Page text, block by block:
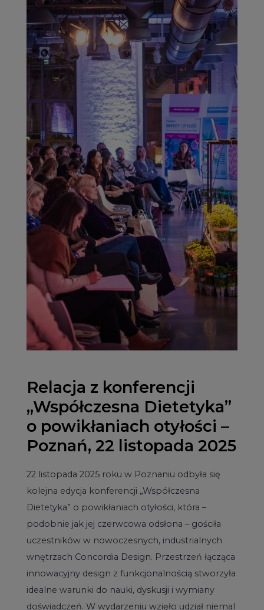
Relacja z konferencji
„Współczesna Dietetyka”
o powikłaniach otyłości –
Poznań, 22 listopada 2025
22 listopada 2025 roku w Poznaniu odbyła się
kolejna edycja konferencji „Współczesna
Dietetyka” o powikłaniach otyłości, która –
podobnie jak jej czerwcowa odsłona – gościła
uczestników w nowoczesnych, industrialnych
wnętrzach Concordia Design. Przestrzeń łącząca
innowacyjny design z funkcjonalnością stworzyła
idealne warunki do nauki, dyskusji i wymiany
doświadczeń. W wydarzeniu wzięło udział niemal